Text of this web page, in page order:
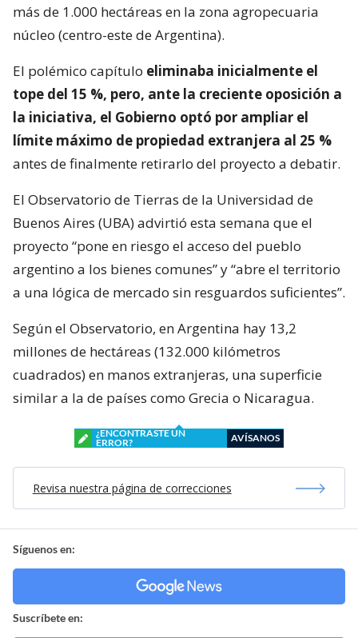
más de 1.000 hectáreas en la zona agropecuaria
núcleo (centro-este de Argentina).
El polémico capítulo eliminaba inicialmente el
tope del 15 %, pero, ante la creciente oposición a
la iniciativa, el Gobierno optó por ampliar el
límite máximo de propiedad extranjera al 25 %
antes de finalmente retirarlo del proyecto a debatir.
El Observatorio de Tierras de la Universidad de
Buenos Aires (UBA) advirtió esta semana que el
proyecto “pone en riesgo el acceso del pueblo
argentino a los bienes comunes” y “abre el territorio
a una lógica de mercado sin resguardos suficientes”.
Según el Observatorio, en Argentina hay 13,2
millones de hectáreas (132.000 kilómetros
cuadrados) en manos extranjeras, una superficie
similar a la de países como Grecia o Nicaragua.
¿ENCONTRASTE UN
ERROR?
AVÍSANOS
Revisa nuestra página de correcciones
Síguenos en:
Suscríbete en: